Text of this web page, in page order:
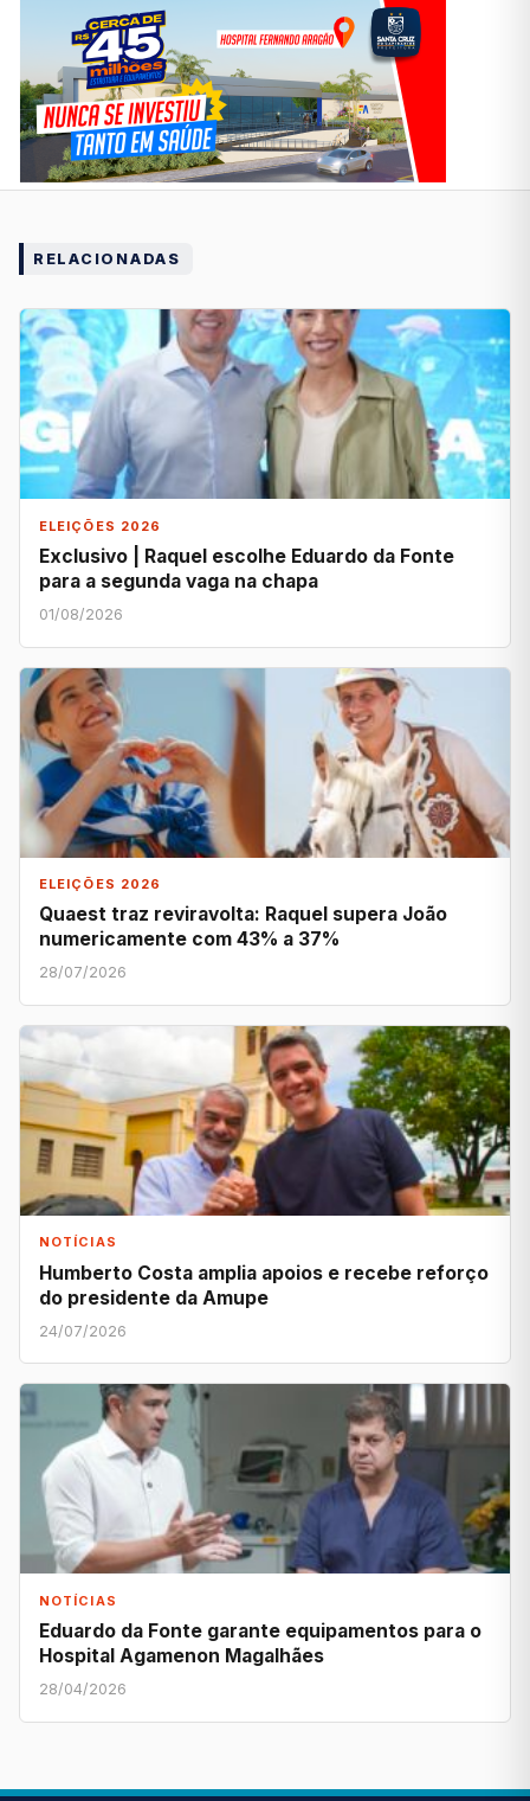
RELACIONADAS
ELEIÇÕES 2026
Exclusivo | Raquel escolhe Eduardo da Fonte
para a segunda vaga na chapa
01/08/2026
ELEIÇÕES 2026
Quaest traz reviravolta: Raquel supera João
numericamente com 43% a 37%
28/07/2026
NOTÍCIAS
Humberto Costa amplia apoios e recebe reforço
do presidente da Amupe
24/07/2026
NOTÍCIAS
Eduardo da Fonte garante equipamentos para o
Hospital Agamenon Magalhães
28/04/2026